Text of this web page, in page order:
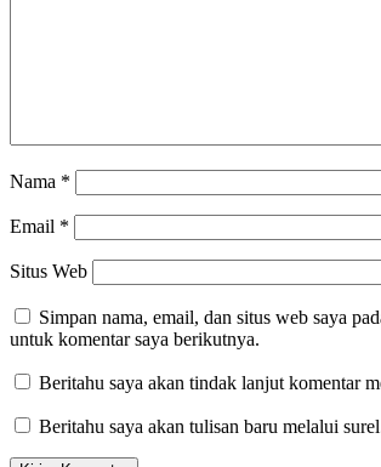
Nama *
Email *
Situs Web
Simpan nama, email, dan situs web saya
untuk komentar saya berikutnya.
Beritahu saya akan tindak lanjut komentar
Beritahu saya akan tulisan baru melalui